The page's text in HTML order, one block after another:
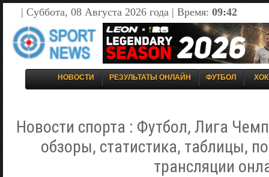
| Суббота, 08 Августа 2026 года | Время: 09:42
НОВОСТИ РЕЗУЛЬТАТЫ ОНЛАЙН ФУТБОЛ
Новости спорта : Футбол, Лига
обзоры, статистика, таблицы,
трансляции